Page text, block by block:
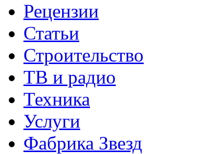
Рецензии
Статьи
Строительство
ТВ и радио
Техника
Услуги
Фабрика Звезд